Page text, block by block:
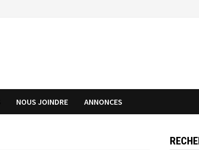
NOUS JOINDRE ANNONCES